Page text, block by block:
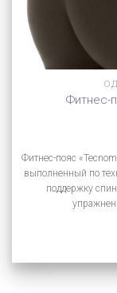
Фитнес-
Фитнес-пояс
выполненный по
поддержку